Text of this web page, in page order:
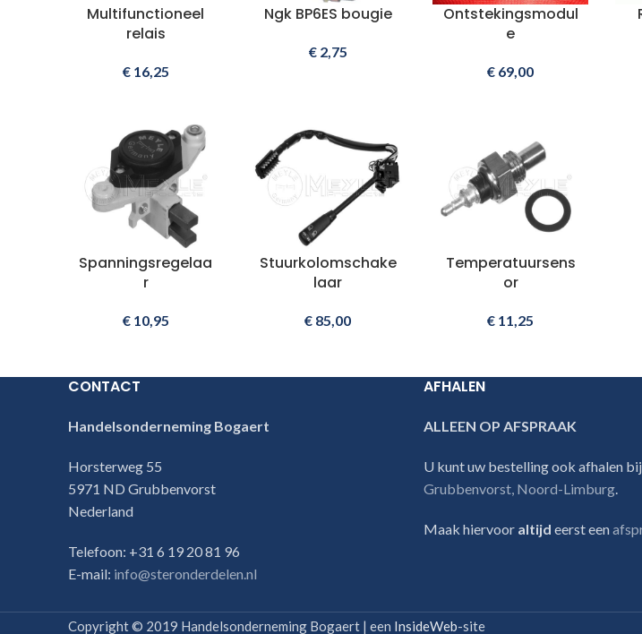
Multifunctioneel
relais
€16,25
Ngk BP6ES bougie
€2,75
Ontstekingsmodul
e
€ 69,00
Spanningsregelaa
r
€10,95
Stuurkolomschake
laar
€ 85,00
Temperatuursens
or
€ 11,25
CONTACT
Handelsonderneming Bogaert
Horsterweg 55
5971 ND Grubbenvorst
Nederland
Telefoon: +31 6 19 20 81 96
E-mail: info@steronderdelen.nl
AFHALEN
ALLEEN OP AFSPRAAK
U kunt uw bestelling ook afhalen
Grubbenvorst, Noord-Limburg
Maak hiervoor altijd eerst een
Copyright © 2019 Handelsonderneming Bogaert | een InsideWeb-site